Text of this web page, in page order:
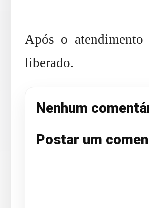
Após o
liberado.
Nenhum
Postar um